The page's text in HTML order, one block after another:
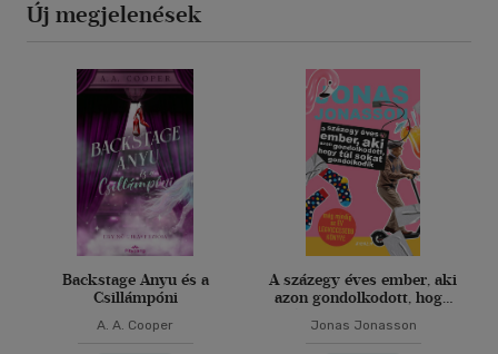
Új megjelenések
Backstage Anyu és a
Csillámpóni
A. A. Cooper
A százegy éves ember, aki
azon gondolkodott, hogy
Jonas Jonasson